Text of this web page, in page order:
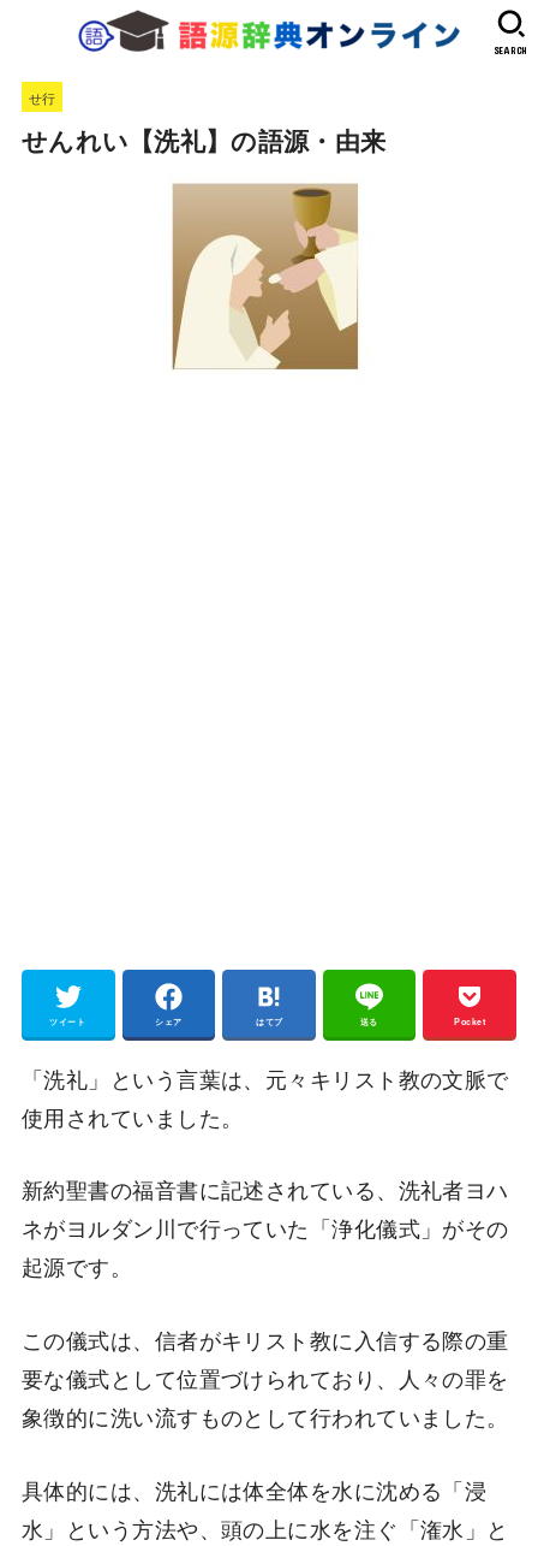
SEARCH
せ行
せんれい【洗礼】の語源・由来
ツイート シェア はてブ 送る Pocket
「洗礼」という言葉は、元々キリスト教の文脈で
使用されていました。
新約聖書の福音書に記述されている、洗礼者ヨハ
ネがヨルダン川で行っていた「浄化儀式」がその
起源です。
この儀式は、信者がキリスト教に入信する際の重
要な儀式として位置づけられており、人々の罪を
象徴的に洗い流すものとして行われていました。
具体的には、洗礼には体全体を水に沈める「浸
水」という方法や、頭の上に水を注ぐ「潅水」と